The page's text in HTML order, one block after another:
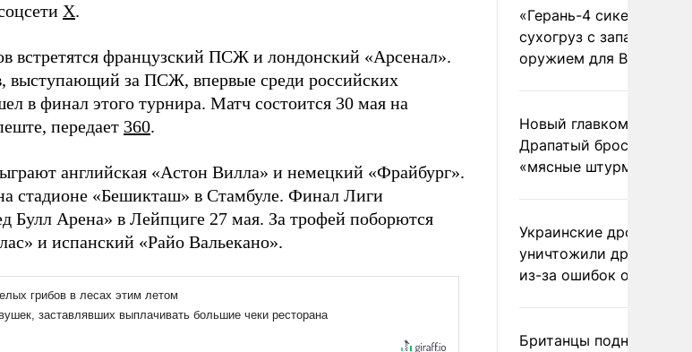
Х.
встретятся французский ПСЖ и лондонский «Арсенал».
выступающий за ПСЖ, впервые среди российских
в финал этого турнира. Матч состоится 30 мая на
передает 360.
английская «Астон Вилла» и немецкий «Фрайбург».
стадионе «Бешикташ» в Стамбуле. Финал Лиги
Булл Арена» в Лейпциге 27 мая. За трофей поборются
и испанский «Райо Вальекано».
«Герань-4 сикер»
сухогруз с западным
оружием для ВСУ
Новый главком ВСУ
Драпатый бросил
«мясные штурмы»
Украинские дроны
уничтожили друг друга
из-за ошибок
Британцы подняли на